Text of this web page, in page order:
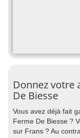
Donnez votre
De Biesse
Vous avez déjà fait
Ferme De Biesse ?
sur Frans ? Au